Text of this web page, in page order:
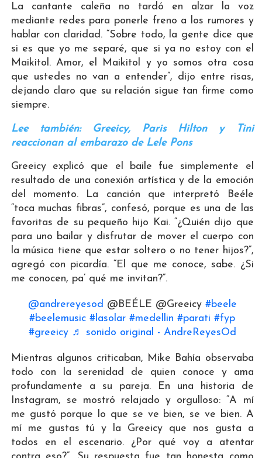
La cantante caleña no tardó en alzar la voz
mediante redes para ponerle freno a los rumores y
hablar con claridad. “Sobre todo, la gente dice que
si es que yo me separé, que si ya no estoy con el
Maikitol. Amor, el Maikitol y yo somos otra cosa
que ustedes no van a entender”, dijo entre risas,
dejando claro que su relación sigue tan firme como
siempre.
Lee también: Greeicy, Paris Hilton y Tini
reaccionan al embarazo de Lele Pons
Greeicy explicó que el baile fue simplemente el
resultado de una conexión artística y de la emoción
del momento. La canción que interpretó Beéle
“toca muchas fibras”, confesó, porque es una de las
favoritas de su pequeño hijo Kai. “¿Quién dijo que
para uno bailar y disfrutar de mover el cuerpo con
la música tiene que estar soltero o no tener hijos?”,
agregó con picardía. “El que me conoce, sabe. ¿Si
me conocen, pa’ qué me invitan?”.
@andrereyesod @BEÉLE @Greeicy #beele
#beelemusic #lasolar #medellin #parati #fyp
#greeicy ♬ sonido original - AndreReyesOd
Mientras algunos criticaban, Mike Bahía observaba
todo con la serenidad de quien conoce y ama
profundamente a su pareja. En una historia de
Instagram, se mostró relajado y orgulloso: “A mí
me gustó porque lo que se ve bien, se ve bien. A
mí me gustas tú y la Greeicy que nos gusta a
todos en el escenario. ¿Por qué voy a atentar